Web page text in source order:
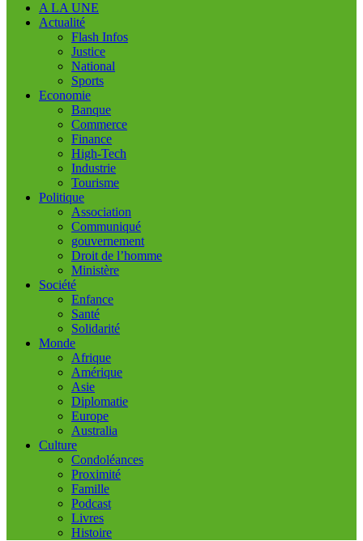
A LA UNE
Actualité
Flash Infos
Justice
National
Sports
Economie
Banque
Commerce
Finance
High-Tech
Industrie
Tourisme
Politique
Association
Communiqué
gouvernement
Droit de l’homme
Ministère
Société
Enfance
Santé
Solidarité
Monde
Afrique
Amérique
Asie
Diplomatie
Europe
Australia
Culture
Condoléances
Proximité
Famille
Podcast
Livres
Histoire